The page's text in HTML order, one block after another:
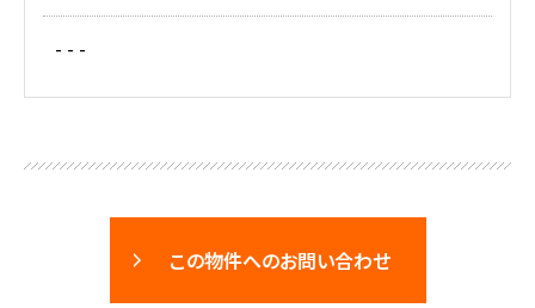
- - -
この物件へのお問い合わせ